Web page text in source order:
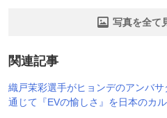
写真を全て
関連記事
織戸茉彩選手がヒョンデのアンバ
通じて『EVの愉しさ』を日本のカ